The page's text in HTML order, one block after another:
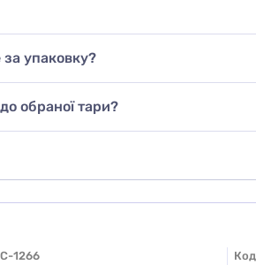
упаковку?
обраної тари?
C-1266